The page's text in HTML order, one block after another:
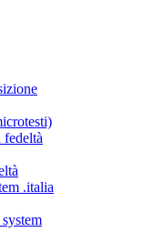
fedeltà
.italia